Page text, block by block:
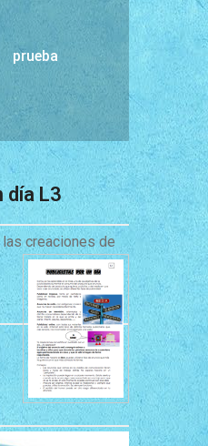
prueba
día L3
las creaciones de